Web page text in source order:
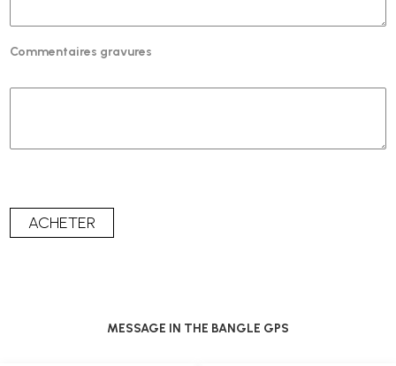
Commentaires gravures
MESSAGE IN THE BANGLE GPS